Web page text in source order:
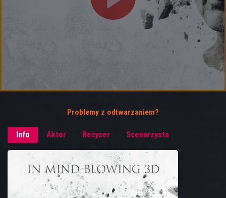
Problemy z odtwarzaniem?
Info Aktor Reżyser Scenarzysta